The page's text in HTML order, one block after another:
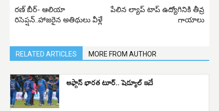
రణ్ బీర్- ఆలియా
రిసెప్షన్..హాజరైన అతిథులు వీళ్లే
పేలిన ల్యాప్ టాప్ ఉద్యోగినికి తీవ్ర
గాయాలు
RELATED ARTICLES MORE FROM AUTHOR
ఆఫ్గాన్‌ భారత టూర్‌.. షెడ్యూల్‌ ఇదే